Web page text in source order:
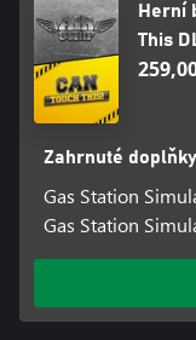
Herní
This
Zahrnuté doplňky
Gas Station
Gas Station